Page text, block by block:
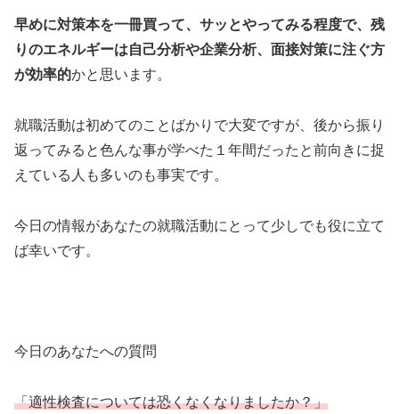
早めに対策本を一冊買って、サッとやってみる程度で、残
りのエネルギーは自己分析や企業分析、面接対策に注ぐ方
が効率的かと思います。
就職活動は初めてのことばかりで大変ですが、後から振り
返ってみると色んな事が学べた１年間だったと前向きに捉
えている人も多いのも事実です。
今日の情報があなたの就職活動にとって少しでも役に立て
ば幸いです。
今日のあなたへの質問
「適性検査については恐くなくなりましたか？」